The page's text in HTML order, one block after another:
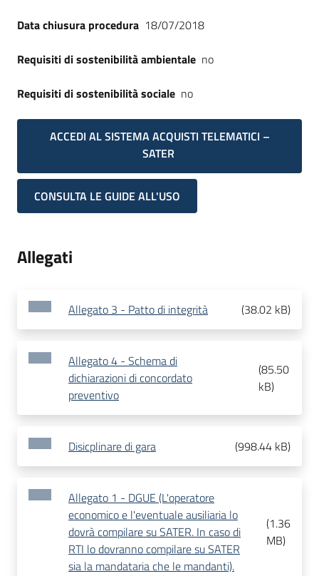
Data chiusura procedura 18/07/2018
Requisiti di sostenibilità ambientale no
Requisiti di sostenibilità sociale no
ACCEDI AL SISTEMA ACQUISTI TELEMATICI –
SATER
CONSULTA LE GUIDE ALL'USO
Allegati
Allegato 3 - Patto di integrità (38.02 kB)
Allegato 4 - Schema di
dichiarazioni di concordato
preventivo
(85.50
kB)
Disicplinare di gara (998.44 kB)
Allegato 1 - DGUE (L'operatore
economico e l'eventuale ausiliaria lo
dovrà compilare su SATER. In caso di
RTI lo dovranno compilare su SATER
sia la mandataria che le mandanti).
(1.36
MB)